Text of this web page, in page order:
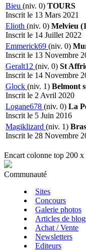
Bieu (niv. 0) TOURS
Inscrit le 13 Mars 2021
Elioth (niv. 0) Melvieu
Inscrit le 14 Juillet 2022
Emmerick69 (niv. 0)
Inscrit le 13 Novembre
Geralt12 (niv. 0) St
Inscrit le 14 Novembre
Glock (niv. 1) Belmont
Inscrit le 2 Avril 2020
Logane678 (niv. 0) La
Inscrit le 5 Juin 2016
Magiklizard (niv. 1)
Inscrit le 28 Novembre
Encart colonne top 200
Communauté
Sites
Concours
Galerie photos
Articles de
Achat / Vente
Newsletters
Editeurs